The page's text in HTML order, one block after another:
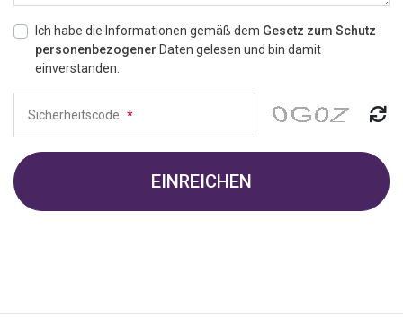
Ich habe die Informationen gemäß dem Gesetz zum Schutz
personenbezogener Daten gelesen und bin damit
einverstanden.
Sicherheitscode *
EINREICHEN